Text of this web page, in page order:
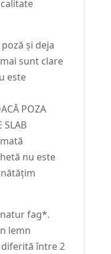
și deja
sunt clare
este
POZA
SLAB
nu este
natur fag*.
lemn
între 2